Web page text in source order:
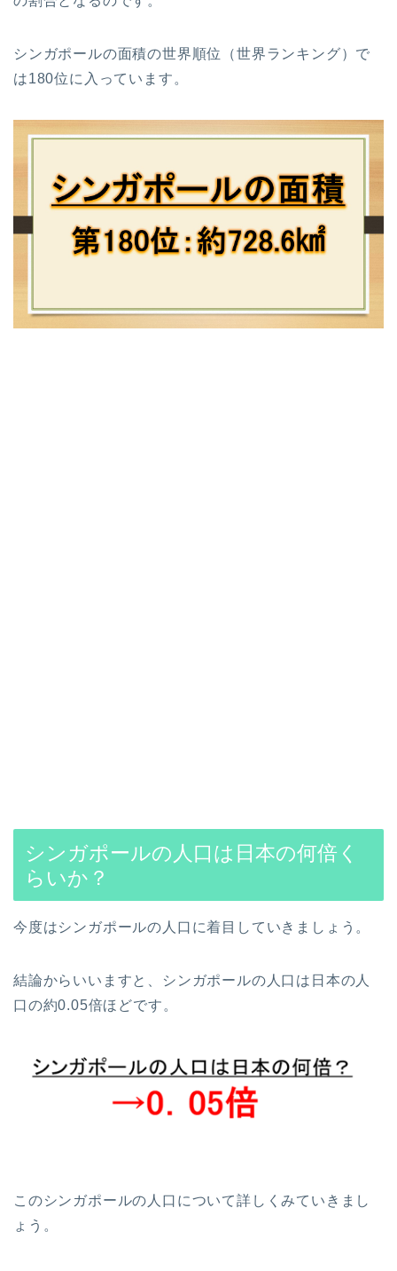
シンガポールの面積の世界順位（世界ランキング）で
は180位に入っています。
シンガポールの人口は日本の何倍く
らいか？
今度はシンガポールの人口に着目していきましょう。
結論からいいますと、シンガポールの人口は日本の人
口の約0.05倍ほどです。
このシンガポールの人口について詳しくみていきまし
ょう。